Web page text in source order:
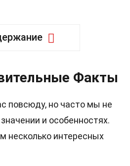
Факты
повсюду, но часто мы не
и особенностях.
несколько интересных